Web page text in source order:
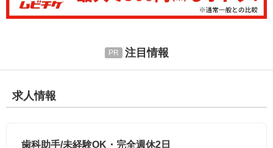
注目情報
求人情報
歯科助手/未経験OK・完全週休2日